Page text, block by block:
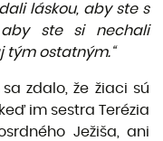
láskou, aby ste s
ste si nechali
tým ostatným.“
zdalo, že žiaci sú
im sestra Terézia
Ježiša, ani